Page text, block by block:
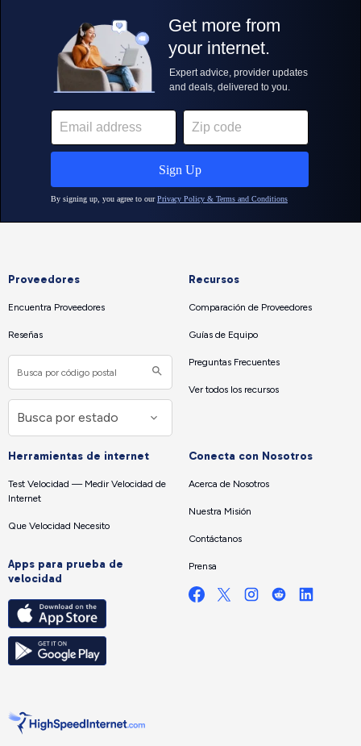
Proveedores
Encuentra Proveedores
Reseñas
Recursos
Comparación de Proveedores
Guías de Equipo
Preguntas Frecuentes
Ver todos los recursos
Herramientas de internet
Test Velocidad — Medir Velocidad de
Internet
Que Velocidad Necesito
Apps para prueba de
velocidad
Conecta con Nosotros
Acerca de Nosotros
Nuestra Misión
Contáctanos
Prensa